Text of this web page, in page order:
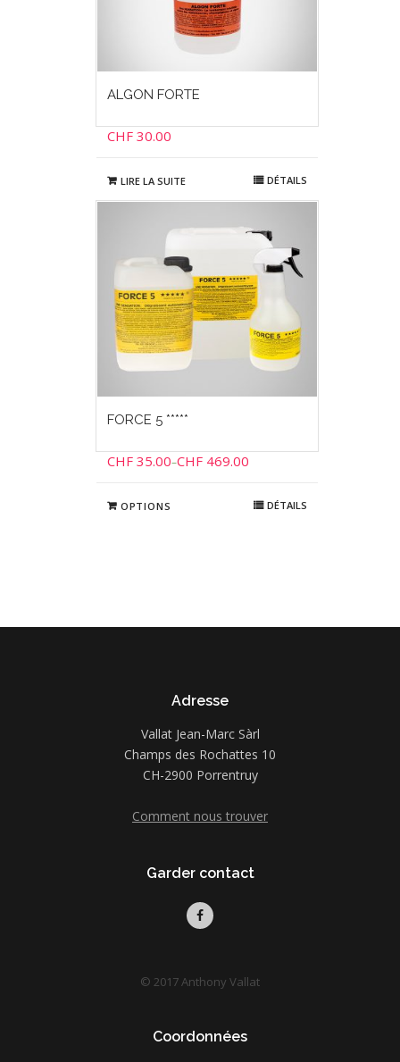
ALGON FORTE
CHF30.00
LIRE LA SUITE DÉTAILS
FORCE 5 *****
CHF35.00–CHF469.00
OPTIONS DÉTAILS
Adresse
Vallat Jean-Marc Sàrl
Champs des Rochattes 10
CH-2900 Porrentruy
Comment nous trouver
Garder contact
© 2017 Anthony Vallat
Coordonnées